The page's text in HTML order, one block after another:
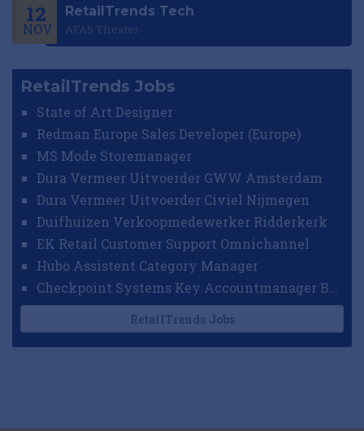
12
NOV
RetailTrends Tech
AFAS Theater
RetailTrends Jobs
State of Art Designer
Redman Europe Sales Developer (Europe)
MS Mode Storemanager
Dura Vermeer Uitvoerder GWW Amsterdam
Dura Vermeer Uitvoerder Civiel Nijmegen
Duifhuizen Verkoopmedewerker Ridderkerk
EK Retail Customer Support Omnichannel
Hubo Assistent Category Manager
RetailTrends Jobs